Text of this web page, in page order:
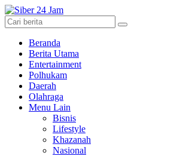
Beranda
Berita Utama
Entertainment
Polhukam
Daerah
Olahraga
Menu Lain
Bisnis
Lifestyle
Khazanah
Nasional